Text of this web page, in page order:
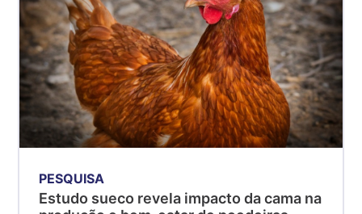
PESQUISA
Estudo sueco revela impacto da cama na